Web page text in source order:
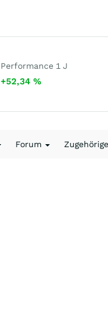
Performance 1 J
+52,34 %
Forum